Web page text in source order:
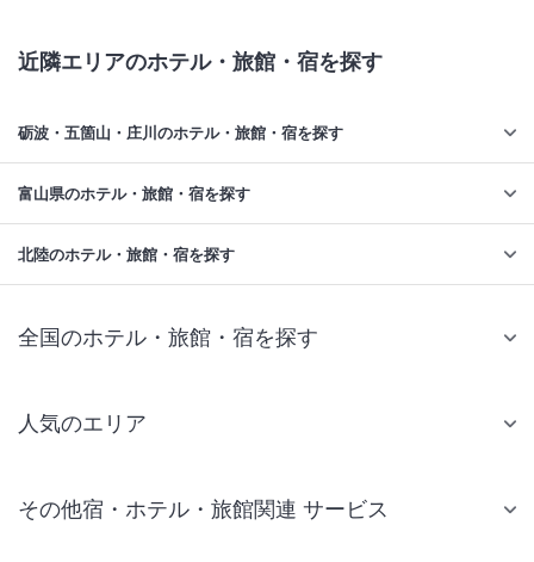
近隣エリアのホテル・旅館・宿を探す
砺波・五箇山・庄川のホテル・旅館・宿を探す
富山県のホテル・旅館・宿を探す
北陸のホテル・旅館・宿を探す
全国のホテル・旅館・宿を探す
人気のエリア
仙台 ホテル
その他宿・ホテル・旅館関連 サービス